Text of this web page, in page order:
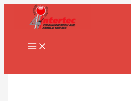
Skip
MAIN
MENU
จำนวน
หมวก
พร้อม
หน้ากาก